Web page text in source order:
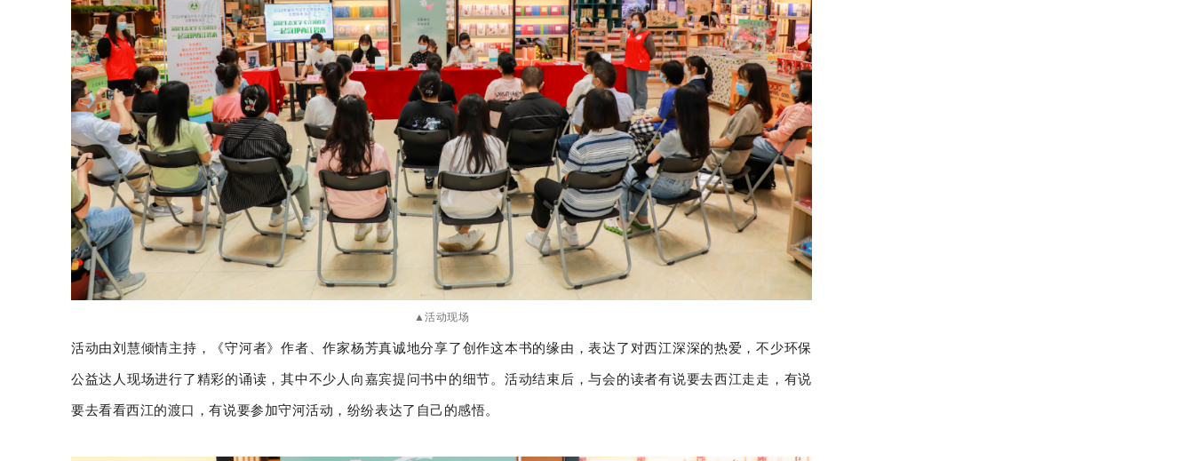
▲活动现场
活动由刘慧倾情主持，《守河者》作者、作家杨芳真诚地分享了创作这本书的缘由，表达了对西江深深的热爱，不少环保
公益达人现场进行了精彩的诵读，其中不少人向嘉宾提问书中的细节。活动结束后，与会的读者有说要去西江走走，有说
要去看看西江的渡口，有说要参加守河活动，纷纷表达了自己的感悟。